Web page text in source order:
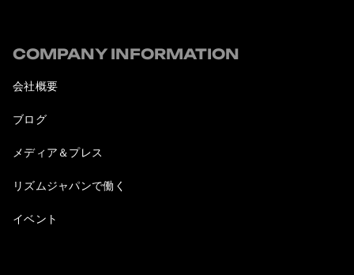
COMPANY INFORMATION
会社概要
ブログ
メディア＆プレス
リズムジャパンで働く
イベント